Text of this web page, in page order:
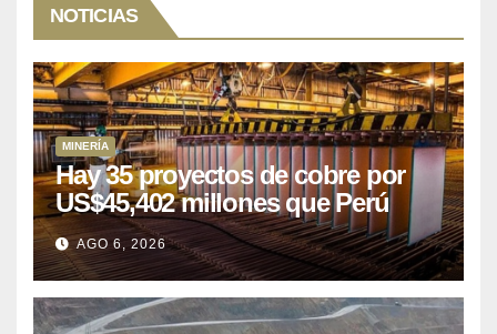
NOTICIAS
MINERÍA
Hay 35 proyectos de cobre por
US$45,402 millones que Perú
puede aprovechar
AGO 6, 2026